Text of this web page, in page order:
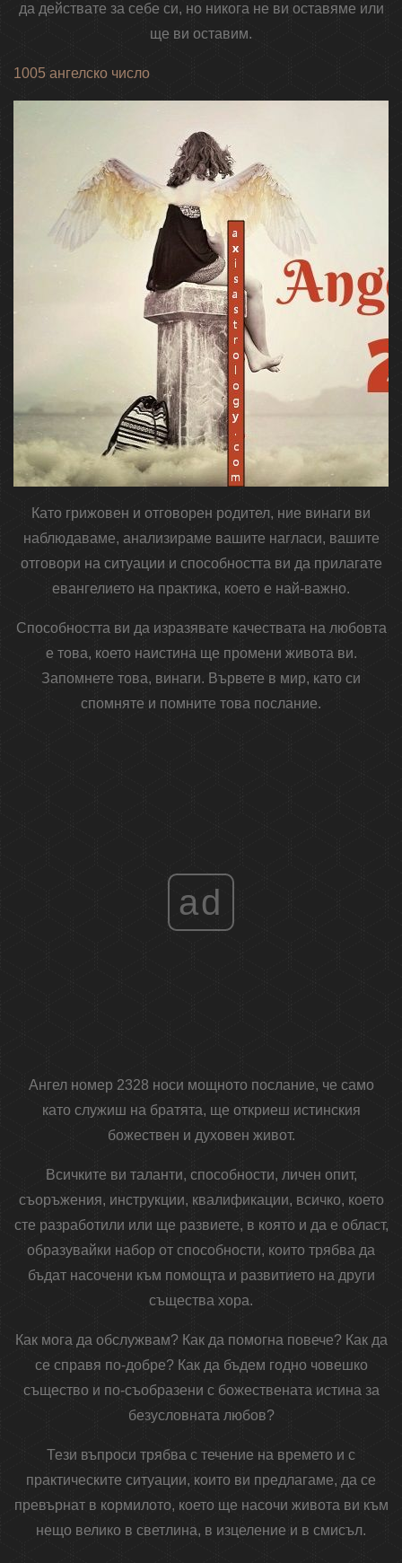
да действате за себе си, но никога не ви оставяме или
ще ви оставим.
1005 ангелско число
Като грижовен и отговорен родител, ние винаги ви
наблюдаваме, анализираме вашите нагласи, вашите
отговори на ситуации и способността ви да прилагате
евангелието на практика, което е най-важно.
Способността ви да изразявате качествата на любовта
е това, което наистина ще промени живота ви.
Запомнете това, винаги. Вървете в мир, като си
спомняте и помните това послание.
ad
Ангел номер 2328 носи мощното послание, че само
като служиш на братята, ще откриеш истинския
божествен и духовен живот.
Всичките ви таланти, способности, личен опит,
съоръжения, инструкции, квалификации, всичко, което
сте разработили или ще развиете, в която и да е област,
образувайки набор от способности, които трябва да
бъдат насочени към помощта и развитието на други
същества хора.
Как мога да обслужвам? Как да помогна повече? Как да
се справя по-добре? Как да бъдем годно човешко
същество и по-съобразени с божествената истина за
безусловната любов?
Тези въпроси трябва с течение на времето и с
практическите ситуации, които ви предлагаме, да се
превърнат в кормилото, което ще насочи живота ви към
нещо велико в светлина, в изцеление и в смисъл.